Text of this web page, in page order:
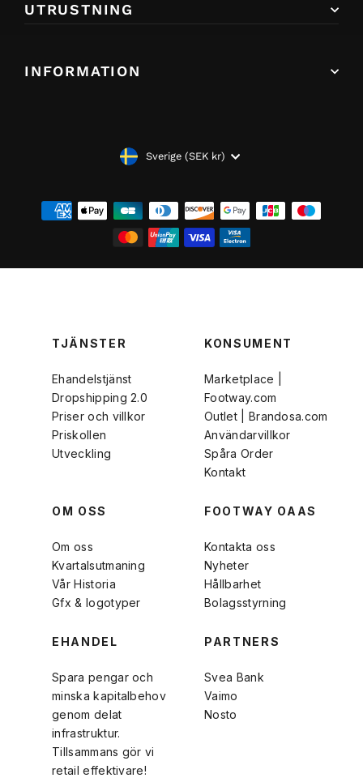
UTRUSTNING
INFORMATION
VALUTASverige (SEK kr)
TJÄNSTER
Ehandelstjänst
Dropshipping 2.0
Priser och villkor
Priskollen
Utveckling
KONSUMENT
Marketplace |
Footway.com
Outlet | Brandosa.com
Användarvillkor
Spåra Order
Kontakt
OM OSS
Om oss
Kvartalsutmaning
Vår Historia
Gfx & logotyper
FOOTWAY OAAS
Kontakta oss
Nyheter
Hållbarhet
Bolagsstyrning
EHANDEL
Spara pengar och
minska kapitalbehov
genom delat
infrastruktur.
Tillsammans gör vi
retail effektivare!
PARTNERS
Svea Bank
Vaimo
Nosto